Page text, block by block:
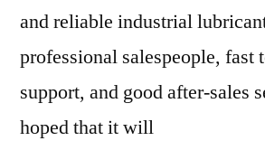
and reliable industrial
professional salespeople, fast
support, and good after-sales
hoped that it will